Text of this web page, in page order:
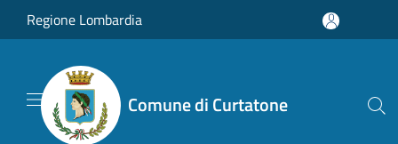
Salta al contenuto principale
Regione Lombardia
Comune di Curtatone